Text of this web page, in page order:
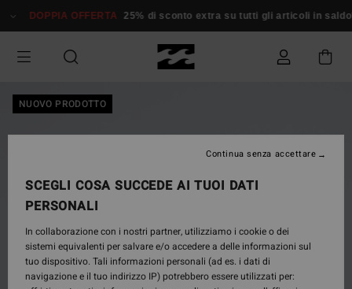
alle
prodotto
DOPPIA OFFERTA 25% di sconto extra su tutti gli articoli in saldo*
NUOVO PRODOTTO
SCEGLI COSA SUCCEDE AI TUOI DATI
PERSONALI
In collaborazione con i nostri partner, utilizziamo i cookie o dei
sistemi equivalenti per salvare e/o accedere a delle informazioni sul
tuo dispositivo. Tali informazioni personali (ad es. i dati di
navigazione e il tuo indirizzo IP) potrebbero essere utilizzati per:
Continua senza accettare